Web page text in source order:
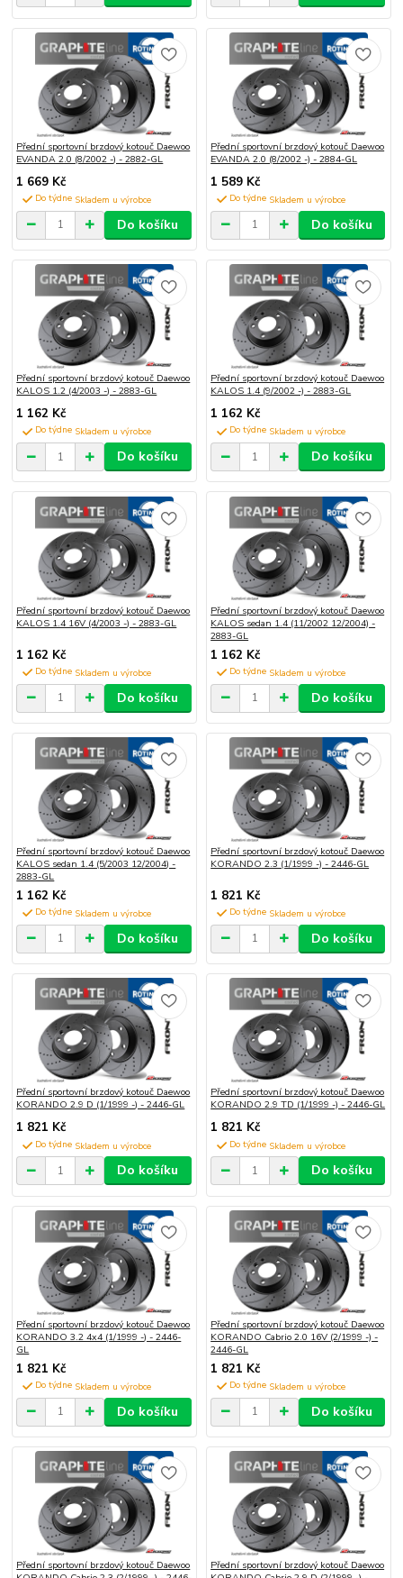
Přední sportovní brzdový kotouč Daewoo
EVANDA 2.0 (8/2002 -) - 2882-GL
1 669 Kč
Do týdne
Do košíku
Přední sportovní brzdový kotouč Daewoo
EVANDA 2.0 (8/2002 -) - 2884-GL
1 589 Kč
Do týdne
Do košíku
Přední sportovní brzdový kotouč Daewoo
KALOS 1.2 (4/2003 -) - 2883-GL
1 162 Kč
Do týdne
Do košíku
Přední sportovní brzdový kotouč Daewoo
KALOS 1.4 (9/2002 -) - 2883-GL
1 162 Kč
Do týdne
Do košíku
Přední sportovní brzdový kotouč Daewoo
KALOS 1.4 16V (4/2003 -) - 2883-GL
1 162 Kč
Do týdne
Do košíku
Přední sportovní brzdový kotouč Daewoo
KALOS sedan 1.4 (11/2002 12/2004) -
2883-GL
1 162 Kč
Do týdne
Do košíku
Přední sportovní brzdový kotouč Daewoo
KALOS sedan 1.4 (5/2003 12/2004) -
2883-GL
1 162 Kč
Do týdne
Do košíku
Přední sportovní brzdový kotouč Daewoo
KORANDO 2.3 (1/1999 -) - 2446-GL
1 821 Kč
Do týdne
Do košíku
Přední sportovní brzdový kotouč Daewoo
KORANDO 2.9 D (1/1999 -) - 2446-GL
1 821 Kč
Do týdne
Do košíku
Přední sportovní brzdový kotouč Daewoo
KORANDO 2.9 TD (1/1999 -) - 2446-GL
1 821 Kč
Do týdne
Do košíku
Přední sportovní brzdový kotouč Daewoo
KORANDO 3.2 4x4 (1/1999 -) - 2446-
GL
1 821 Kč
Do týdne
Do košíku
Přední sportovní brzdový kotouč Daewoo
KORANDO Cabrio 2.0 16V (2/1999 -) -
2446-GL
1 821 Kč
Do týdne
Do košíku
Přední sportovní brzdový kotouč Daewoo
Přední sportovní brzdový kotouč Daewoo